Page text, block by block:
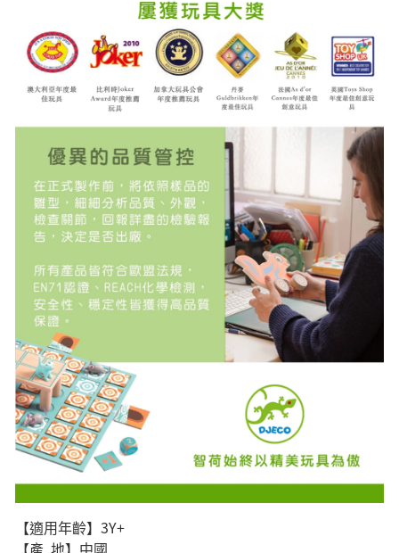
【適用年齡】3Y+
【產 地】中國